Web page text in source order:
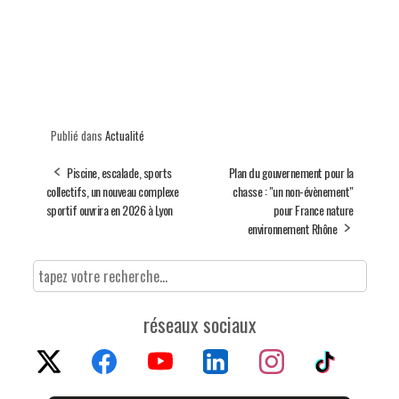
Publié dans Actualité
Piscine, escalade, sports
collectifs, un nouveau complexe
sportif ouvrira en 2026 à Lyon
Plan du gouvernement pour la
chasse : "un non-évènement"
pour France nature
environnement Rhône
réseaux sociaux